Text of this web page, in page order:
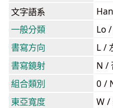
文字語系
Han
一般分類
Lo
書寫方向
L /
書寫鏡射
N /
組合類別
0 /
東亞寬度
W /